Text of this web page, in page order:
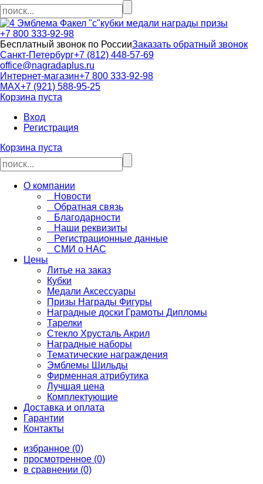
кубки медали награды призы
+7 800 333-92-98
Бесплатный звонок по РоссииЗаказать обратный звонок
Санкт-Петербург+7 (812) 448-57-69
office@nagradaplus.ru
Интернет-магазин+7 800 333-92-98
MAX+7 (921) 588-95-25
Корзина пуста
Вход
Регистрация
Корзина пуста
О компании
Новости
Обратная связь
Благодарности
Наши реквизиты
Регистрационные данные
СМИ о НАС
Цены
Литье на заказ
Кубки
Медали Аксессуары
Призы Награды Фигуры
Наградные доски Грамоты Дипломы
Тарелки
Стекло Хрусталь Акрил
Наградные наборы
Тематические награждения
Эмблемы Шильды
Фирменная атрибутика
Лучшая цена
Комплектующие
Доставка и оплата
Гарантии
Контакты
избранное (0)
просмотренное (0)
в сравнении (0)